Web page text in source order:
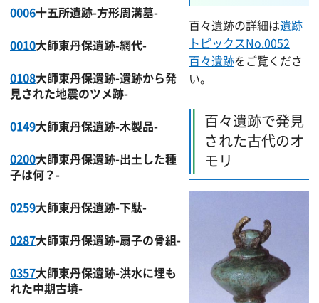
0006十五所遺跡-方形周溝墓-
0010大師東丹保遺跡-網代-
0108大師東丹保遺跡-遺跡から発
見された地震のツメ跡-
0149大師東丹保遺跡-木製品-
0200大師東丹保遺跡-出土した種
子は何？-
0259大師東丹保遺跡-下駄-
0287大師東丹保遺跡-扇子の骨組-
0357大師東丹保遺跡-洪水に埋も
れた中期古墳-
百々遺跡の詳細は遺跡
トピックスNo.0052
百々遺跡をご覧くださ
い。
百々遺跡で発見
された古代のオ
モリ